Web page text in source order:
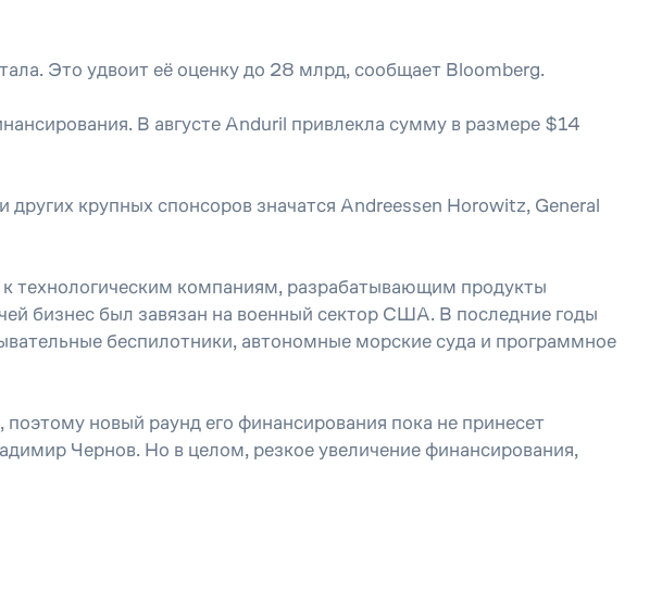
Это удвоит её оценку до 28 млрд, сообщает Bloomberg.
В августе Anduril привлекла сумму в размере $14
крупных спонсоров значатся Andreessen Horowitz, General
технологическим компаниям, разрабатывающим продукты
бизнес был завязан на военный сектор США. В последние годы
беспилотники, автономные морские суда и программное
новый раунд его финансирования пока не принесет
Чернов. Но в целом, резкое увеличение финансирования,